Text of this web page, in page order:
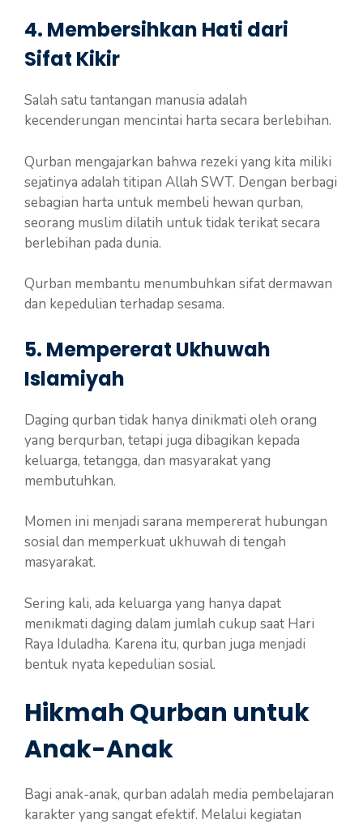
4. Membersihkan Hati dari
Sifat Kikir
Salah satu tantangan manusia adalah
kecenderungan mencintai harta secara berlebihan.
Qurban mengajarkan bahwa rezeki yang kita miliki
sejatinya adalah titipan Allah SWT. Dengan berbagi
sebagian harta untuk membeli hewan qurban,
seorang muslim dilatih untuk tidak terikat secara
berlebihan pada dunia.
Qurban membantu menumbuhkan sifat dermawan
dan kepedulian terhadap sesama.
5. Mempererat Ukhuwah
Islamiyah
Daging qurban tidak hanya dinikmati oleh orang
yang berqurban, tetapi juga dibagikan kepada
keluarga, tetangga, dan masyarakat yang
membutuhkan.
Momen ini menjadi sarana mempererat hubungan
sosial dan memperkuat ukhuwah di tengah
masyarakat.
Sering kali, ada keluarga yang hanya dapat
menikmati daging dalam jumlah cukup saat Hari
Raya Iduladha. Karena itu, qurban juga menjadi
bentuk nyata kepedulian sosial.
Hikmah Qurban untuk
Anak-Anak
Bagi anak-anak, qurban adalah media pembelajaran
karakter yang sangat efektif. Melalui kegiatan